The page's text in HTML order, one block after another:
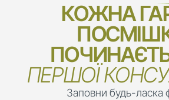
КОЖНА
ПЕРШОЇ
Заповни будь-ласка